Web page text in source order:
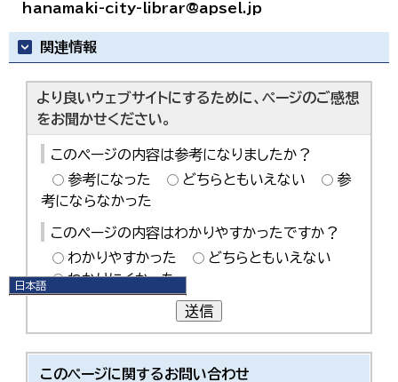
日本語
한국어
简体中文
繁體中文
hanamaki-city-librar@apsel.jp
関連情報
より良いウェブサイトにするために、ページのご感想
をお聞かせください。
このページの内容は参考になりましたか？
参考になった
どちらともいえない
参
考にならなかった
このページの内容はわかりやすかったですか？
わかりやすかった
どちらともいえない
わかりにくかった
送信
このページに関するお問い合わせ